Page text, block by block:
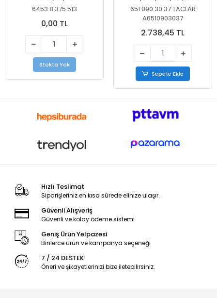
6453 8 375 513
0,00 TL
Stokta Yok
KELEBEKSİZ
651 090 30 37 TACLAR
A6510903037
2.738,45 TL
Sepete Ekle
Hızlı Teslimat
Siparişleriniz en kısa sürede elinize ulaşır.
Güvenli Alışveriş
Güvenli ve kolay ödeme sistemi
Geniş Ürün Yelpazesi
Binlerce ürün ve kampanya seçeneği
7 / 24 DESTEK
Öneri ve şikayetlerinizi bize iletebilirsiniz.